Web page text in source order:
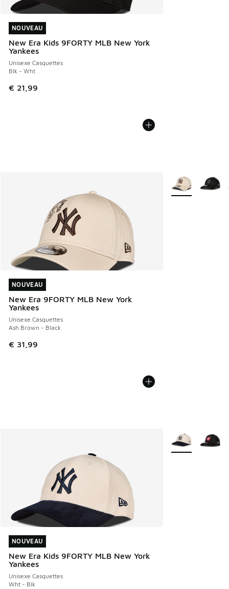
NOUVEAU
New Era Kids 9FORTY MLB New York
Yankees
Unisexe Casquettes
Blk - Wht
€ 21,99
NOUVEAU
NOUVEAU
New Era 9FORTY MLB New York
Yankees
Unisexe Casquettes
Ash Brown - Black
€ 31,99
NOUVEAU
Plus de couleurs
NOUVEAU
New Era Kids 9FORTY MLB New York
Yankees
Unisexe Casquettes
Wht - Blk
NOUVEAU
Plus de couleurs